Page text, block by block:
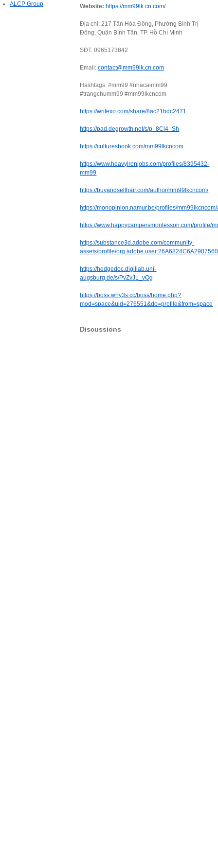
Website: https://mm99lk.cn.com/
Địa chỉ: 217 Tân Hòa Đông, Phường Bình Trị
Đông, Quận Bình Tân, TP. Hồ Chí Minh
SĐT: 0965173842
Email:contact@mm99lk.cn.com
Hashtags: #mm99 #nhacaimm99
#trangchumm99 #mm99lkcncom
https://writexo.com/share/8ac21bdc2471
https://pad.degrowth.net/s/p_8Cl4_Sh
https://culturesbook.com/mm99lkcncom
https://www.heavyironjobs.com/profiles/8395432-
mm99
https://buyandsellhair.com/author/mm99lkcncom/
https://monopinion.namur.be/profiles/
https://www.happycampersmontessori.com/profile/
https://substance3d.adobe.com/community-
assets/profile/
https://hedgedoc.digillab.uni-
augsburg.de/s/PvZvJL_vOg
https://boss.why3s.cc/boss/home.php?
mod=space&uid=276551&do=profile&from=space
Discussions
ALCP Group